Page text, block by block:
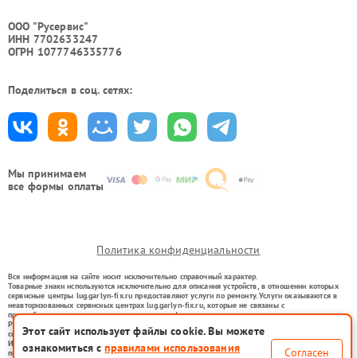
Мы принимаем
все формы оплаты
ООО "Русервис"
ИНН 7702633247
ОГРН 1077746335776
Поделиться в соц. сетях:
Политика конфиденциальности
Вся информация на сайте носит исключительно справочный характер.
Товарные знаки используются исключительно для описания устройств, в отношении которых
сервисные центры lug.garlyn-fix.ru предоставляют услуги по ремонту. Услуги оказываются в
неавторизованных сервисных центрах lug.garlyn-fix.ru, которые не связаны с
правообладателями товарных знаков или их официальными представителями.
Ремонт осуществляется для устройств, уже введенных в гражданский оборот в соответствии
со статьей 1487 ГК РФ.
Использование товарных знаков не преследует цели индивидуализации услуг или введения
потребителей в заблуждение, а служит для информирования о предоставляемых услугах по
Этот сайт использует файлы cookie. Вы можете
ознакомиться справилами использования
Согласен